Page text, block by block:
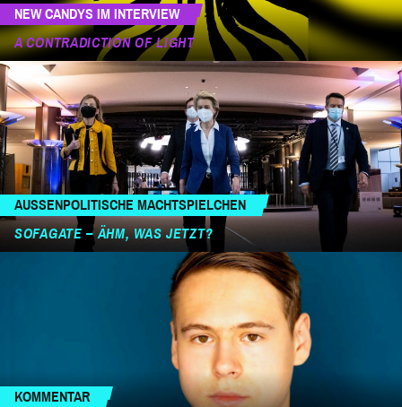
NEW CANDYS IM INTERVIEW
A CONTRADICTION OF LIGHT
AUSSENPOLITISCHE MACHTSPIELCHEN
SOFAGATE – ÄHM, WAS JETZT?
KOMMENTAR